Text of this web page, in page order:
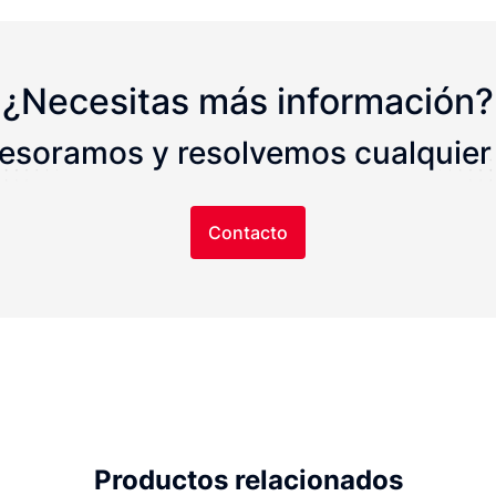
¿Necesitas más información?
y resolvemos
Contacto
Productos relacionados